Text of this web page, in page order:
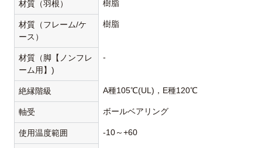
材質（羽根） 樹脂
材質（フレーム/ケ
ース）
樹脂
材質（脚【ノンフレ
ーム用】)
-
絶縁階級 A種105℃(UL)，E種120℃
軸受 ボールベアリング
使用温度範囲 -10～+60